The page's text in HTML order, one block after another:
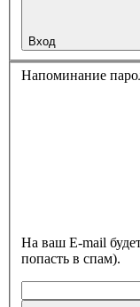
Вход
Напоминание
На ваш E-mail
попасть в спам).